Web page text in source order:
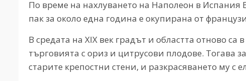
По време на нахлуването на Наполеон в Испания
пак за около една година е окупирана от
В средата на XIX век градът и областта отново
търговията с ориз и цитрусови плодове. Тогава
старите крепостни стени, и разкрасяването му с